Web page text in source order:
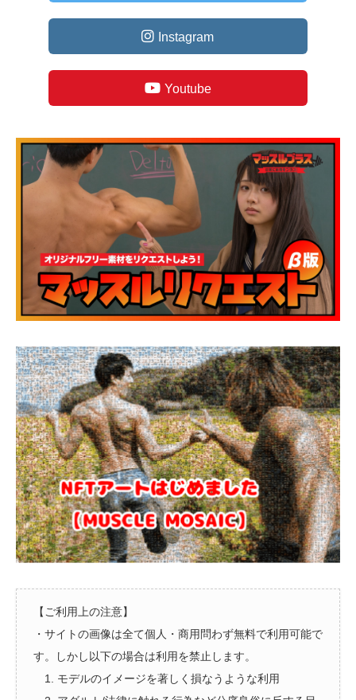
Instagram
Youtube
【ご利用上の注意】
・サイトの画像は全て個人・商用問わず無料で利用可能で
す。しかし以下の場合は利用を禁止します。
1. モデルのイメージを著しく損なうような利用